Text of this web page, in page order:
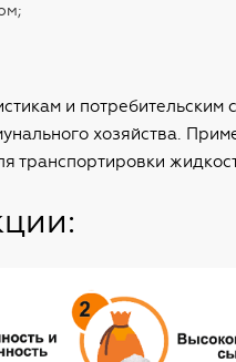
и
хозяйства.
транспортировки